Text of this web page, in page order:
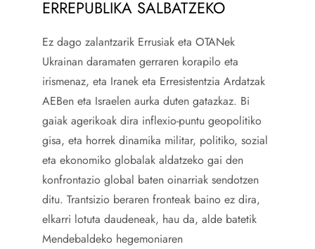
ERREPUBLIKA SALBATZEKO
Ez dago zalantzarik Errusiak eta OTANek
Ukrainan daramaten gerraren korapilo eta
irismenaz, eta Iranek eta Erresistentzia Ardatzak
AEBen eta Israelen aurka duten gatazkaz. Bi
gaiak agerikoak dira inflexio-puntu geopolitiko
gisa, eta horrek dinamika militar, politiko, sozial
eta ekonomiko globalak aldatzeko gai den
konfrontazio global baten oinarriak sendotzen
ditu. Trantsizio beraren fronteak baino ez dira,
elkarri lotuta daudeneak, hau da, alde batetik
Mendebaldeko hegemoniaren